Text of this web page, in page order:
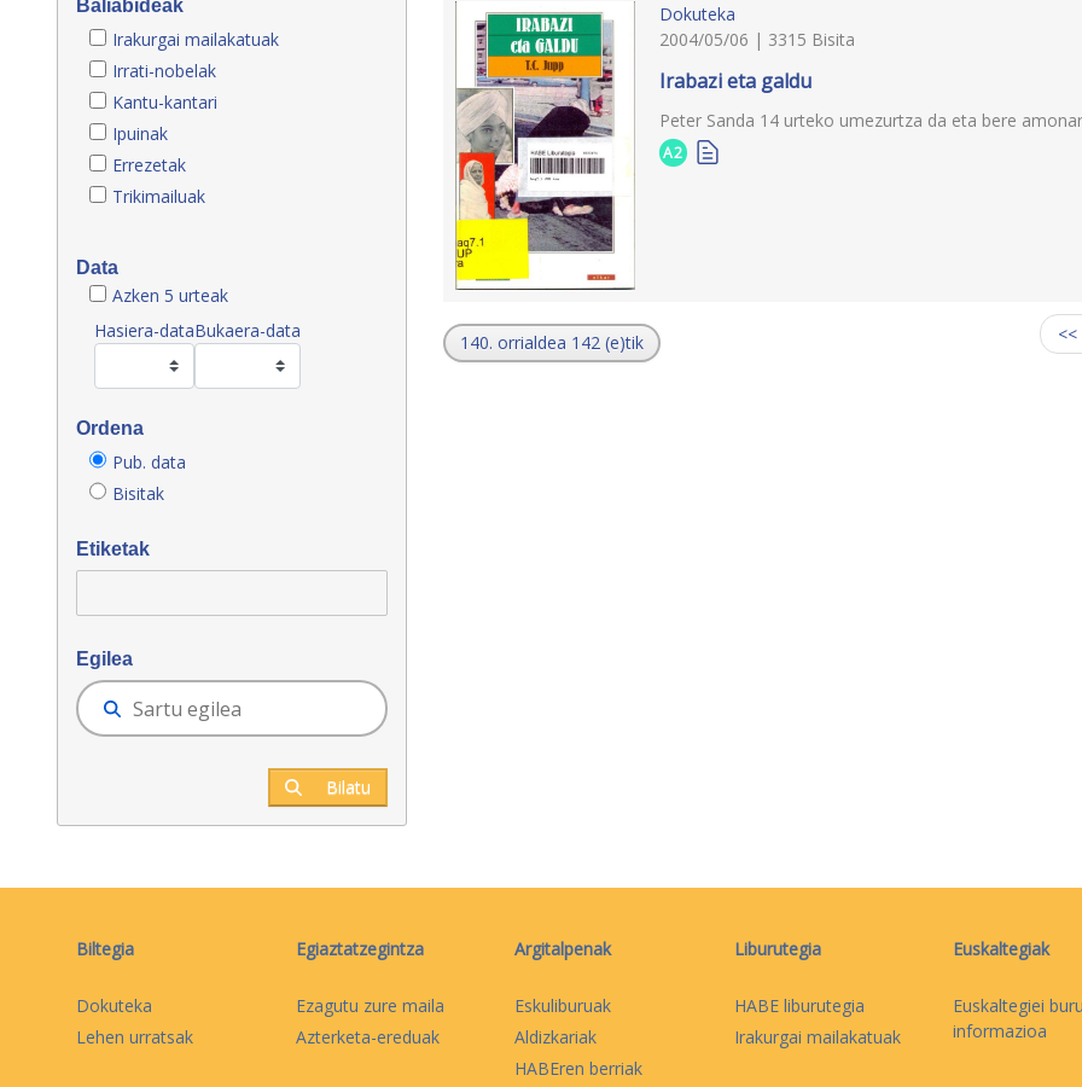
Baliabideak
Irakurgai mailakatuak
Irrati-nobelak
Kantu-kantari
Ipuinak
Errezetak
Trikimailuak
Data
Azken 5 urteak
Hasiera-dataBukaera-data
Ordena
Pub. data
Bisitak
Etiketak
Egilea
Bilatu
Dokuteka
2004/05/06 | 3315 Bisita
Irabazi eta galdu
Peter Sanda 14 urteko umezurtza da eta bere
A2
140. orrialdea 142 (e)tik
Biltegia
Dokuteka
Lehen urratsak
Egiaztatzegintza
Ezagutu zure maila
Azterketa-ereduak
Argitalpenak
Eskuliburuak
Aldizkariak
HABEren berriak
Liburutegia
HABE liburutegia
Irakurgai mailakatuak
Euskaltegiak
Euskaltegiei
informazioa